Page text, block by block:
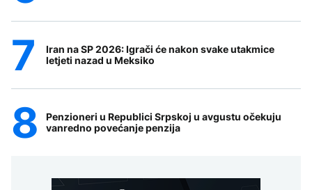
Iran na SP 2026: Igrači će nakon svake utakmice
letjeti nazad u Meksiko
Penzioneri u Republici Srpskoj u avgustu očekuju
vanredno povećanje penzija